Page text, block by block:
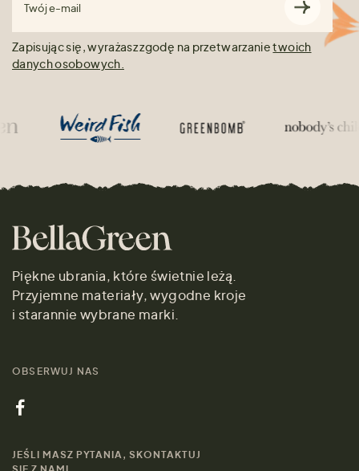
Twój e-mail
Zapisując się, wyrażasz zgodę na przetwarzanietwoich
danych osobowych.
Piękne ubrania, które świetnie leżą.
Przyjemne materiały, wygodne kroje
i starannie wybrane marki.
OBSERWUJ NAS
JEŚLI MASZ PYTANIA, SKONTAKTUJ